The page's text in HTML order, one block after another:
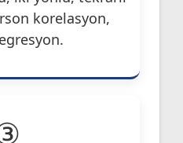
korelasyon,